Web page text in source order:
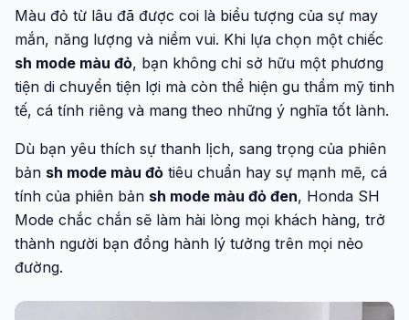
Màu đỏ từ lâu đã được coi là biểu tượng của sự may
mắn, năng lượng và niềm vui. Khi lựa chọn một chiếc
sh mode màu đỏ, bạn không chỉ sở hữu một phương
tiện di chuyển tiện lợi mà còn thể hiện gu thẩm mỹ tinh
tế, cá tính riêng và mang theo những ý nghĩa tốt lành.
Dù bạn yêu thích sự thanh lịch, sang trọng của phiên
bản sh mode màu đỏ tiêu chuẩn hay sự mạnh mẽ, cá
tính của phiên bản sh mode màu đỏ đen, Honda SH
Mode chắc chắn sẽ làm hài lòng mọi khách hàng, trở
thành người bạn đồng hành lý tưởng trên mọi nẻo
đường.